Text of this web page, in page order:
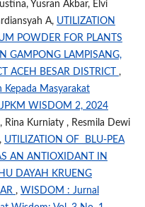
Yusran Akbar, Elvi
A, UTILIZATION
POWDER FOR PLANTS
GAMPONG LAMPISANG,
ACEH BESAR DISTRICT ,
Kepada Masyarakat
WISDOM 2, 2024
Rina Kurniaty , Resmila Dewi
UTILIZATION OF BLU-PEA
AN ANTIOXIDANT IN
DAYAH KRUENG
, WISDOM : Jurnal